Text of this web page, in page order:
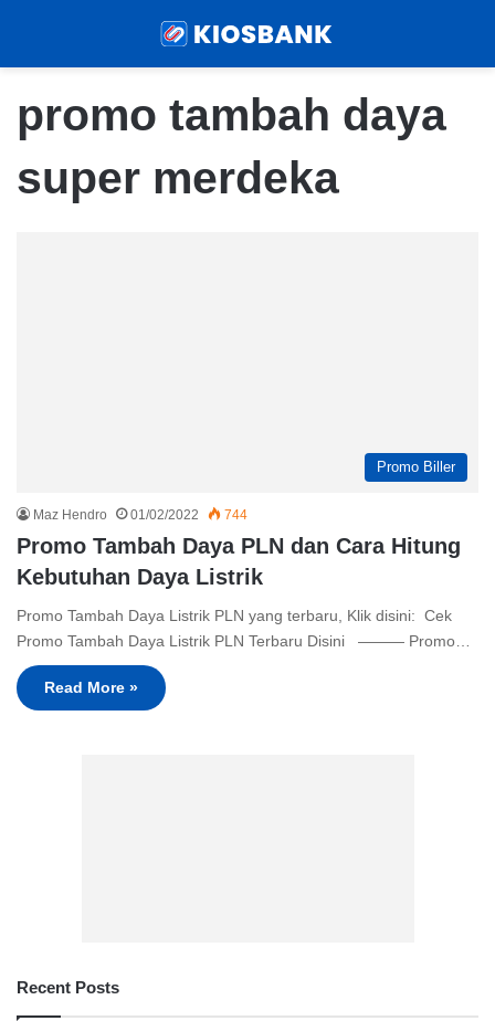
promo tambah daya
super merdeka
Promo Biller
Maz Hendro 01/02/2022 744
Promo Tambah Daya PLN dan Cara Hitung
Kebutuhan Daya Listrik
Promo Tambah Daya Listrik PLN yang terbaru, Klik disini: Cek
Promo Tambah Daya Listrik PLN Terbaru Disini ——— Promo…
Read More »
Recent Posts